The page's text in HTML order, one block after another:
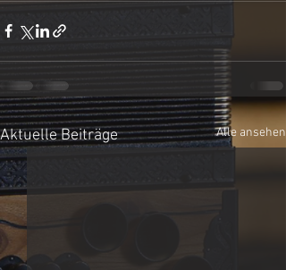
Aktuelle Beiträge Alle ansehen